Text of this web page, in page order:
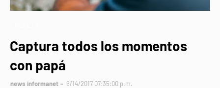
Captura todos los momentos
con papá
news informanet
6/14/2017 07:35:00 p.m.